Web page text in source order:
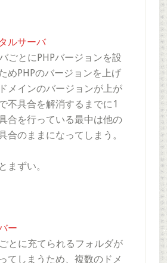
ルサーバ
ごとにPHPバージョンを設
めPHPのバージョンを上げ
メインのバージョンが上が
不具合を解消するまでに1
合を行っている最中は他の
合のままになってしまう。
まずい。
ー
とに充てられるフォルダが
てしまうため、複数のドメ